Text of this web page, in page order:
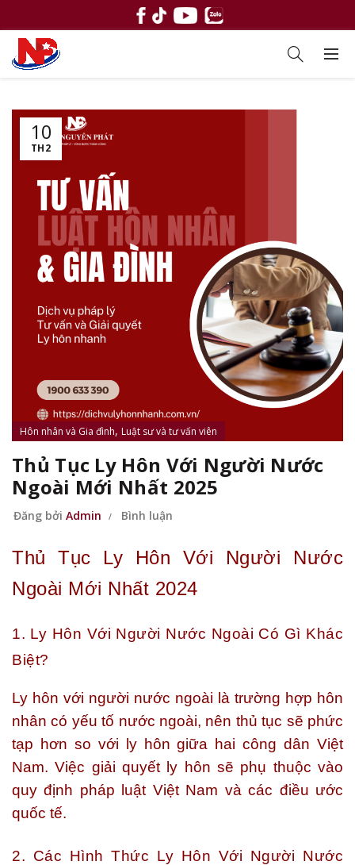
10
TH2
Hôn nhân và Gia đình, Luật sư và tư vấn viên
Thủ Tục Ly Hôn Với Người Nước
Ngoài Mới Nhất 2025
Đăng bởi Admin Bình luận
Thủ Tục Ly Hôn Với Người Nước
Ngoài Mới Nhất 2024
1. Ly Hôn Với Người Nước Ngoài Có Gì Khác
Biệt?
Ly hôn với người nước ngoài là trường hợp hôn
nhân có yếu tố nước ngoài, nên thủ tục sẽ phức
tạp hơn so với ly hôn giữa hai công dân Việt
Nam. Việc giải quyết ly hôn sẽ phụ thuộc vào
quy định pháp luật Việt Nam và các điều ước
quốc tế.
2. Các Hình Thức Ly Hôn Với Người Nước